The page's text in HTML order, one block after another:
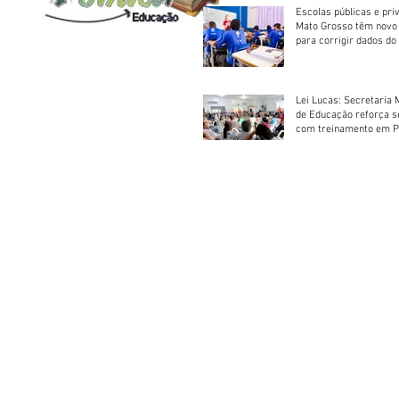
Escolas públicas e
Mato Grosso têm
para corrigir dados do
Lei Lucas: Secretaria
de Educação reforça
com treinamento em